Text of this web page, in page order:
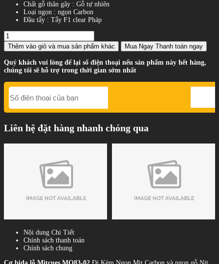
Chất gỗ thân gây : Gỗ tự nhiên
Loại ngọn : ngọn Carbon
Đầu tẩy : Tẩy F1 clear Pháp
Thêm vào giỏ và mua sản phẩm khác Mua Ngay Thanh toán ngay
Quý khách vui lòng để lại số điện thoại nếu sản phẩm này hết hàng,
chúng tôi sẽ hỗ trợ trong thời gian sớm nhất
Liên hệ đặt hàng nhanh chóng qua
Nội dung Chi Tiết
Chính sách thanh toán
Chính sách chung